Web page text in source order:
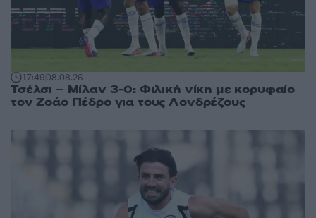
17:4908.08.26
Τσέλσι – Μίλαν 3-0: Φιλική νίκη με κορυφαίο
τον Ζοάο Πέδρο για τους Λονδρέζους